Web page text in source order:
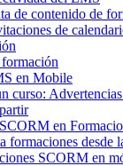
de contenido de
de
formación
en Mobile
curso:
en
formaciones desde
SCORM en